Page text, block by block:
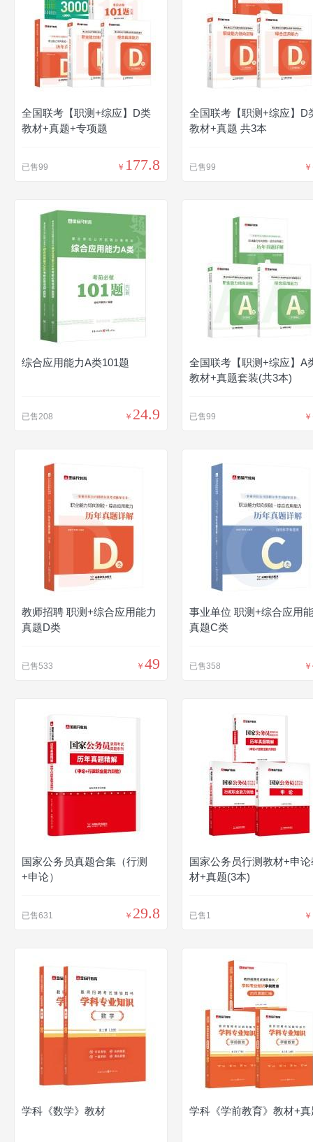
全国联考【职测+综应】D类
教材+真题+专项题
已售99 ￥ 177.8
全国联考【职测+综应】D
教材+真题 共3本
已售99 ￥
综合应用能力A类101题
已售208 ￥ 24.9
全国联考【职测+综应】A
教材+真题套装(共3本)
已售99 ￥
教师招聘 职测+综合应用能力
真题D类
已售533 ￥ 49
事业单位 职测+综合应用
真题C类
已售358 ￥
国家公务员真题合集（行测
+申论）
已售631 ￥ 29.8
国家公务员行测教材+申论
材+真题(3本)
已售1 ￥
学科《数学》教材 学科《学前教育》教材+真